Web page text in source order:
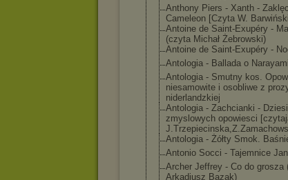
Anthony Piers - Xanth -
Cameleon [Czyta W.
Antoine de Saint-Exupéry -
(czyta Michał Żebrowski)
Antoine de Saint-Exupéry -
Antologia - Ballada o
Antologia - Smutny kos.
niesamowite i osobliwe z
niderlandzkiej
Antologia - Zachcianki -
zmyslowych opowiesci
J.Trzepiecinsk
Antologia - Żółty Smok.
Antonio Socci - Tajemnice
Archer Jeffrey - Co do grosza
Arkadiusz Bazak)